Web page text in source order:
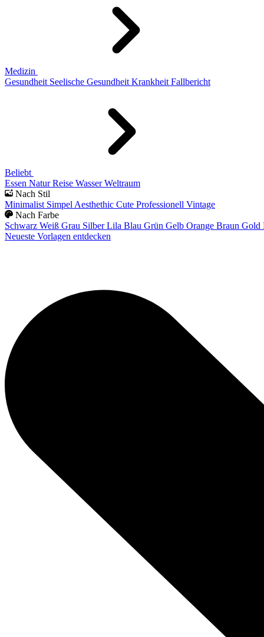
Medizin
Gesundheit Seelische Gesundheit Krankheit Fallbericht
Beliebt
Essen Natur Reise Wasser Weltraum
Nach Stil
Minimalist Simpel Aesthethic Cute Professionell Vintage
Nach Farbe
Schwarz Weiß Grau Silber Lila Blau Grün Gelb Orange Braun Gold
Neueste Vorlagen entdecken